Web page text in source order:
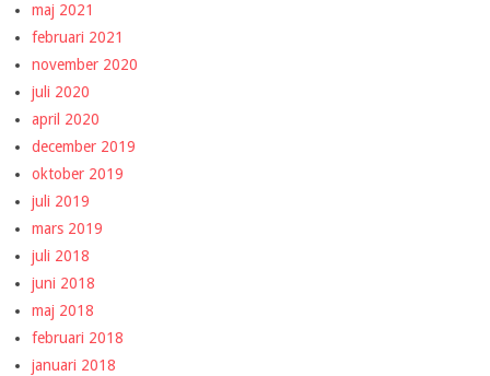
maj 2021
februari 2021
november 2020
juli 2020
april 2020
december 2019
oktober 2019
juli 2019
mars 2019
juli 2018
juni 2018
maj 2018
februari 2018
januari 2018